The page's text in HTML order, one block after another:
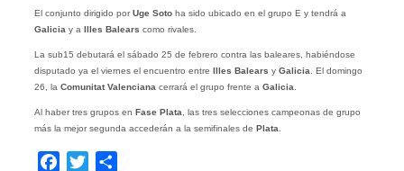
El conjunto dirigido porUge Sotoha sido ubicado en el grupo E y tendrá a
Galiciay aIlles Balears como rivales.
La sub15 debutará el sábado 25 de febrero contra las baleares, habiéndose
disputado ya el viernes el encuentro entre Illes Balears y Galicia. El domingo
26, la Comunitat Valenciana cerrará el grupo frente a Galicia.
Al haber tres grupos en Fase Plata, las tres selecciones campeonas de grupo
más la mejor segunda accederán a la semifinales de Plata.
Facebook
Twitter